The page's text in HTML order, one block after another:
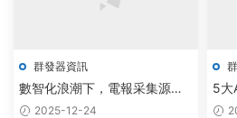
群發器資訊
數智化浪潮下，電報采集源碼
公司以AI大模型驅動飛機群發
2025-12-24
5大
采